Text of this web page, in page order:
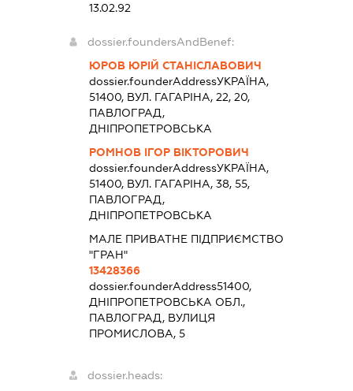
13.02.92
dossier.foundersAndBenef:
ЮРОВ ЮРІЙ СТАНІСЛАВОВИЧ
dossier.founderAddressУКРАЇНА,
51400, ВУЛ. ГАГАРІНА, 22, 20,
ПАВЛОГРАД,
ДНІПРОПЕТРОВСЬКА
РОМНОВ ІГОР ВІКТОРОВИЧ
dossier.founderAddressУКРАЇНА,
51400, ВУЛ. ГАГАРІНА, 38, 55,
ПАВЛОГРАД,
ДНІПРОПЕТРОВСЬКА
МАЛЕ ПРИВАТНЕ ПІДПРИЄМСТВО
"ГРАН"
13428366
dossier.founderAddress51400,
ДНІПРОПЕТРОВСЬКА ОБЛ.,
ПАВЛОГРАД, ВУЛИЦЯ
ПРОМИСЛОВА, 5
dossier.heads: